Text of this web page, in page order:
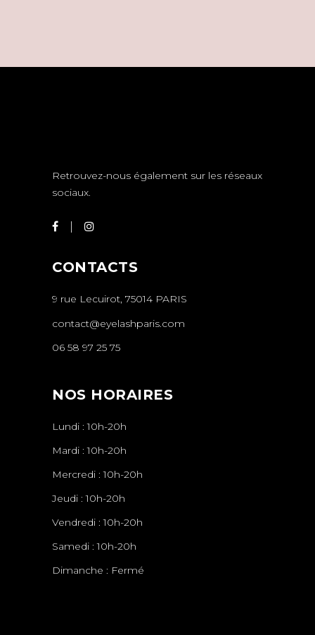
Retrouvez-nous également sur les réseaux
sociaux.
CONTACTS
9 rue Lecuirot, 75014 PARIS
contact@eyelashparis.com
06 58 97 25 75
NOS HORAIRES
Lundi : 10h-20h
Mardi : 10h-20h
Mercredi : 10h-20h
Jeudi : 10h-20h
Vendredi : 10h-20h
Samedi : 10h-20h
Dimanche : Fermé